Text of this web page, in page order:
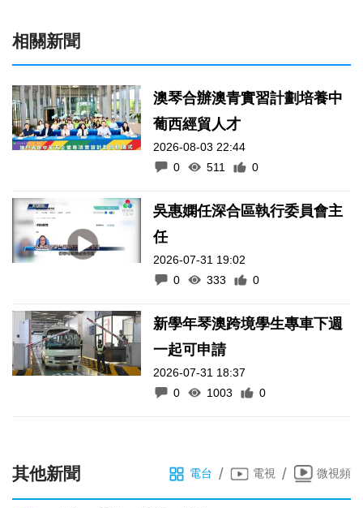
相關新聞
澳琴合辦澳青實習計劃培養中
葡西經貿人才
2026-08-03 22:44
0
511 0
吳惠嫻任深合區執行委員會主
任
2026-07-31 19:02
0
333 0
新學年琴澳跨境學生專車下週
一起可申請
2026-07-31 18:37
0
1003 0
其他新聞 電台 / 電視 / 微視頻